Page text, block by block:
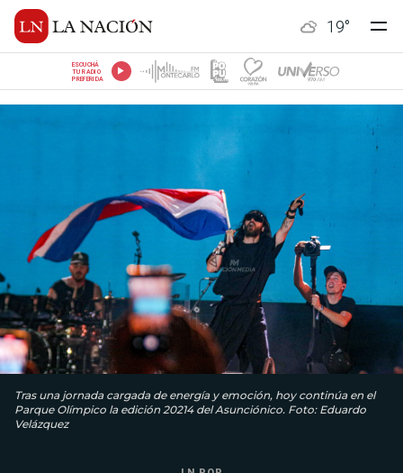
19°
ESCUCHÁ
TU RADIO
PREFERIDA
Tras una jornada cargada de energía y emoción, hoy continúa en el
Parque Olímpico la edición 20214 del Asunciónico. Foto: Eduardo
Velázquez